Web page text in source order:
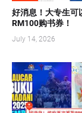
好消息！大专生可
RM100购书券！
July 14, 2026